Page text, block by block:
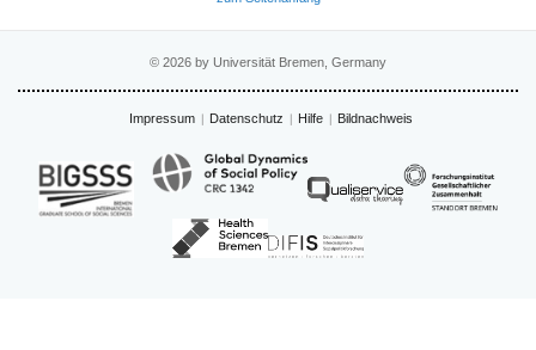
© 2026 by Universität Bremen, Germany
Impressum Datenschutz Hilfe Bildnachweis